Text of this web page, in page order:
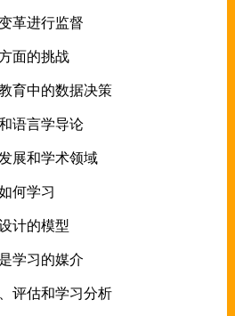
革进行监督
面的挑战
中的数据决策
语言学导论
和学术领域
何学习
计的模型
学习的媒介
估和学习分析